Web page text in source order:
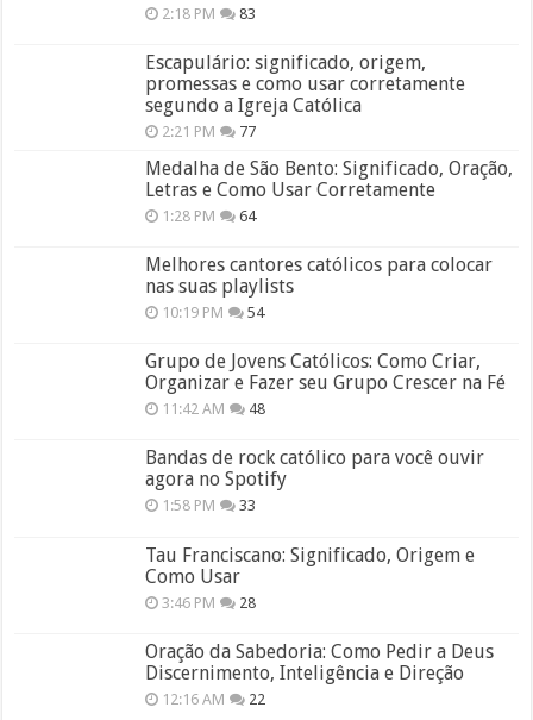
2:18 PM 83
Escapulário: significado, origem,
promessas e como usar corretamente
segundo a Igreja Católica
2:21 PM 77
Medalha de São Bento: Significado, Oração,
Letras e Como Usar Corretamente
1:28 PM 64
Melhores cantores católicos para colocar
nas suas playlists
10:19 PM 54
Grupo de Jovens Católicos: Como Criar,
Organizar e Fazer seu Grupo Crescer na Fé
11:42 AM 48
Bandas de rock católico para você ouvir
agora no Spotify
1:58 PM 33
Tau Franciscano: Significado, Origem e
Como Usar
3:46 PM 28
Oração da Sabedoria: Como Pedir a Deus
Discernimento, Inteligência e Direção
12:16 AM 22